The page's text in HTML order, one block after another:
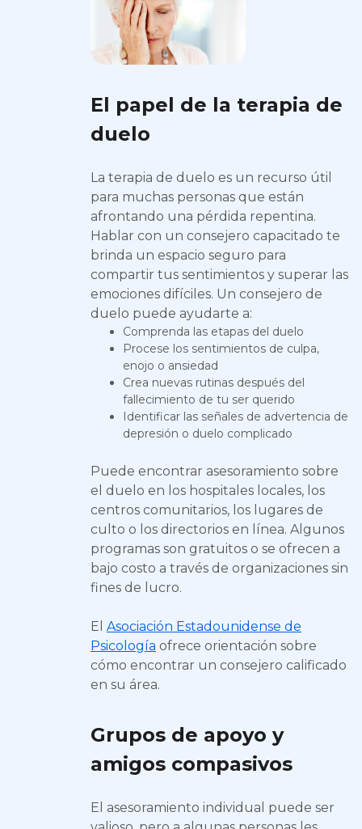
El papel de la terapia de
duelo
La terapia de duelo es un recurso útil
para muchas personas que están
afrontando una pérdida repentina.
Hablar con un consejero capacitado te
brinda un espacio seguro para
compartir tus sentimientos y superar las
emociones difíciles. Un consejero de
duelo puede ayudarte a:
Comprenda las etapas del duelo
Procese los sentimientos de culpa,
enojo o ansiedad
Crea nuevas rutinas después del
fallecimiento de tu ser querido
Identificar las señales de advertencia de
depresión o duelo complicado
Puede encontrar asesoramiento sobre
el duelo en los hospitales locales, los
centros comunitarios, los lugares de
culto o los directorios en línea. Algunos
programas son gratuitos o se ofrecen a
bajo costo a través de organizaciones sin
fines de lucro.
El Asociación Estadounidense de
Psicología ofrece orientación sobre
cómo encontrar un consejero calificado
en su área.
Grupos de apoyo y
amigos compasivos
El asesoramiento individual puede ser